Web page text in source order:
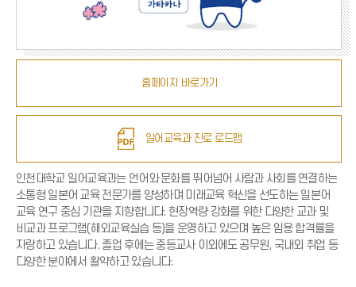
유아교육과
홈페이지 바로가기
일어교육과 진로 로드맵
인천대학교 일어교육과는 언어와 문화를 뛰어넘어 사람과 사회를 연결하는
소통형 일본어 교육 전문가를 양성하며 미래교육 혁신을 선도하는 일본어
교육 연구 중심 기관을 지향합니다. 현장역량 강화를 위한 다양한 교과 및
비교과 프로그램(해외교육실습 등)을 운영하고 있으며 높은 임용 합격률을
자랑하고 있습니다. 졸업 후에는 중등교사 이외에도 공무원, 국내외 취업 등
다양한 분야에서 활약하고 있습니다.